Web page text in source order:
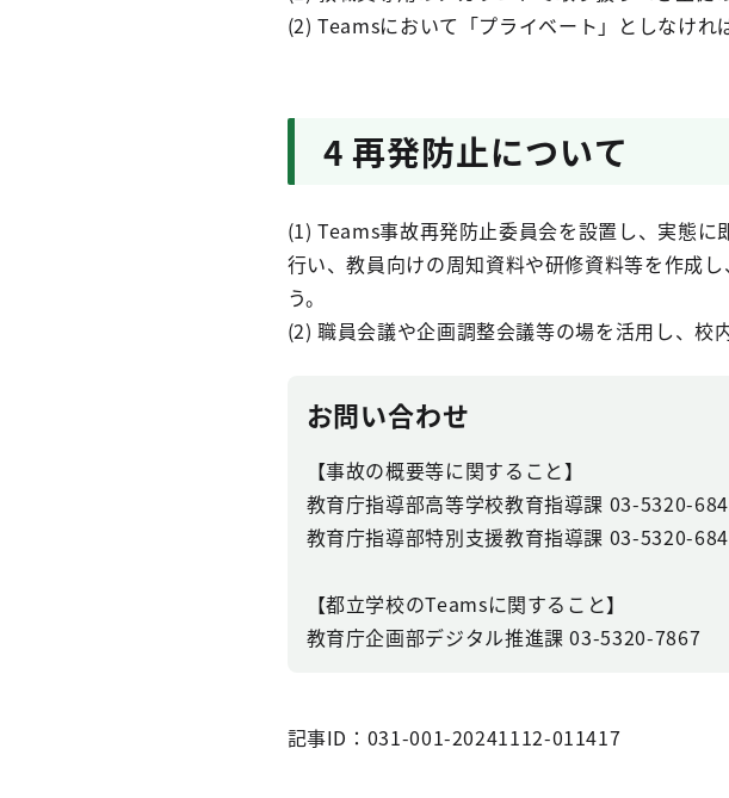
(2) Teamsにおいて「プライベート」としなけれ
4 再発防止について
(1) Teams事故再発防止委員会を設置し、実態
行い、教員向けの周知資料や研修資料等を作成
う。
(2) 職員会議や企画調整会議等の場を活用し、校
お問い合わせ
【事故の概要等に関すること】
教育庁指導部高等学校教育指導課 03-5320-
教育庁指導部特別支援教育指導課 03-5320-
【都立学校のTeamsに関すること】
教育庁企画部デジタル推進課 03-5320-7867
記事ID：031-001-20241112-011417